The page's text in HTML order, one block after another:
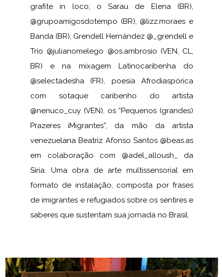
grafite in loco; o Sarau de Elena (BR),
@grupoamigosdotempo (BR), @lizz.moraes e
Banda (BR), Grendell Hernández @_grendell e
Trío @julianomelego @os.ambrosio (VEN, CL,
BR) e na mixagem Latinocaribenha do
@selectadesha (FR), poesia Afrodiaspórica
com sotaque caribenho do artista
@nenuco_cuy (VEN), os “Pequenos (grandes)
Prazeres iMigrantes”, da mão da artista
venezuelana Beatriz Afonso Santos @beas.as
em colaboração com @adel_alloush_ da
Síria. Uma obra de arte multissensorial em
formato de instalação, composta por frases
de imigrantes e refugiados sobre os sentires e
saberes que sustentam sua jornada no Brasil.